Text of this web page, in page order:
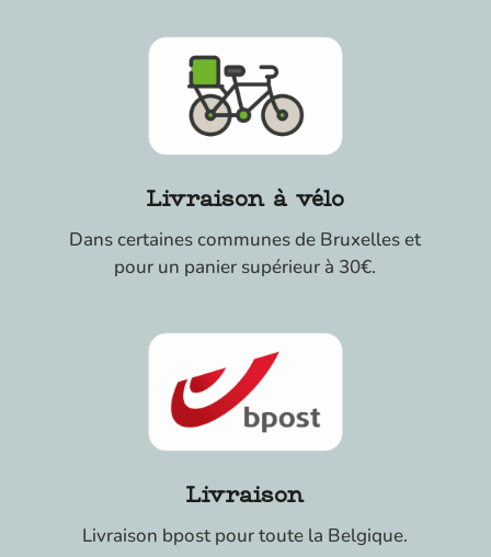
Livraison à vélo
Dans certaines communes de Bruxelles et
pour un panier supérieur à 30€.
Livraison
Livraison bpost pour toute la Belgique.